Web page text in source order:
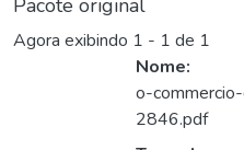
Pacote original
Agora exibindo 1 - 1 de 1
Nome:
o-
2846.pdf